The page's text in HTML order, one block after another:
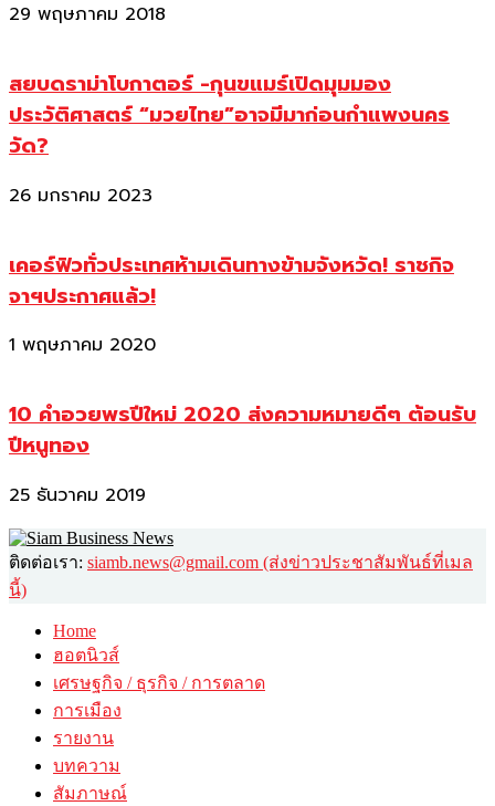
29 พฤษภาคม 2018
สยบดราม่าโบกาตอร์ -กุนขแมร์เปิดมุมมอง
ประวัติศาสตร์ “มวยไทย”อาจมีมาก่อนกำแพงนคร
วัด?
26 มกราคม 2023
เคอร์ฟิวทั่วประเทศห้ามเดินทางข้ามจังหวัด! ราชกิจ
จาฯประกาศแล้ว!
1 พฤษภาคม 2020
10 คำอวยพรปีใหม่ 2020 ส่งความหมายดีๆ ต้อนรับ
ปีหนูทอง
25 ธันวาคม 2019
ติดต่อเรา: siamb.news@gmail.com (ส่งข่าวประชาสัมพันธ์ที่เมล
นี้)
Home
ฮอตนิวส์
เศรษฐกิจ / ธุรกิจ / การตลาด
การเมือง
รายงาน
บทความ
สัมภาษณ์